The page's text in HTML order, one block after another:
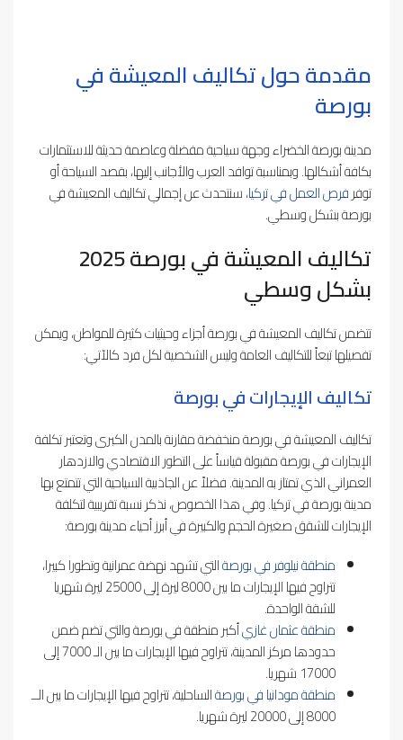
مقدمة حول تكاليف المعيشة في
بورصة
مدينة بورصة الخضراء وجهة سياحية مفضلة وعاصمة حديثة للاستثمارات
بكافة أشكالها. وبمناسبة توافد العرب والأجانب إليها، بقصد السياحة أو
توفرفرص العمل في تركيا، سنتحدث عن إجمالي تكاليف المعيشة في
بورصة بشكل وسطي.
تكاليف المعيشة في بورصة 2025
بشكل وسطي
تتضمن تكاليف المعيشة في بورصة أجزاء وحيثيات كثيرة للمواطن، ويمكن
تفصيلها تبعاً للتكاليف العامة وليس الشخصية لكل فرد كالآتي:
تكاليف الإيجارات في بورصة
تكاليف المعيشة في بورصة منخفضة مقارنة بالمدن الكبرى وتعتبر تكلفة
الإيجارات في بورصة مقبولة قياساً على التطور الاقتصادي والازدهار
العمراني الذي تمتاز به المدينة. فضلاً عن الجاذبية السياحية التي تتمتع بها
مدينة بورصة في تركيا. وفي هذا الخصوص، نذكر نسبة تقريبية لتكلفة
الإيجارات للشقق صغيرة الحجم والكبيرة في أبرز أحياء مدينة بورصة:
منطقة نيلوفر في بورصةالتي تشهد نهضة عمرانية وتطورا كبيرا،
تتراوح فيها الإيجارات ما بين 8000 ليرة إلى 25000 ليرة شهريا
للشقة الواحدة.
منطقة عثمان غازيأكبر منطقة في بورصة والتي تضم ضمن
حدودها مركز المدينة، تتراوح فيها الإيجارات ما بين الـ 7000 إلى
17000 شهريا.
منطقة مودانيا في بورصةالساحلية، تتراوح فيها الإيجارات ما بين الــ
8000 إلى 20000 ليرة شهريا.